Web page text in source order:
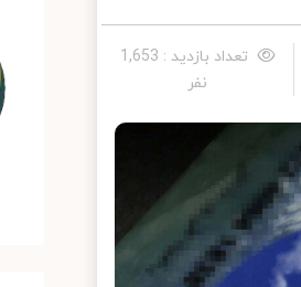
تعداد بازدید : 1,653
نفر